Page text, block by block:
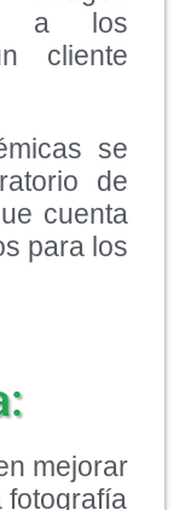
a los
cliente
se
de
cuenta
para los
mejorar
fotografía